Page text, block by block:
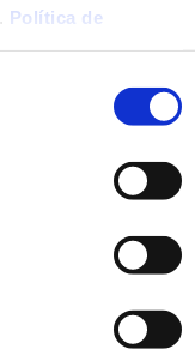
Política de
OPCIÓN
FRESCO